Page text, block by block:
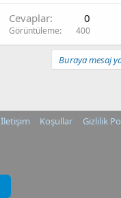
Cevaplar 0
Görüntüleme 400
Buraya mesaj
İletişim Koşullar Gizlilik